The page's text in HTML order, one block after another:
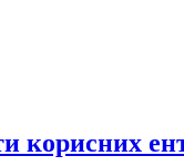
корисних